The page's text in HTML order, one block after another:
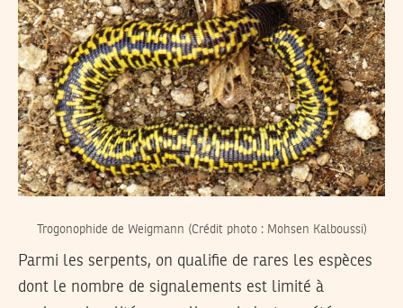
Trogonophide de Weigmann (Crédit photo : Mohsen Kalboussi)
Parmi les serpents, on qualifie de rares les espèces
dont le nombre de signalements est limité à